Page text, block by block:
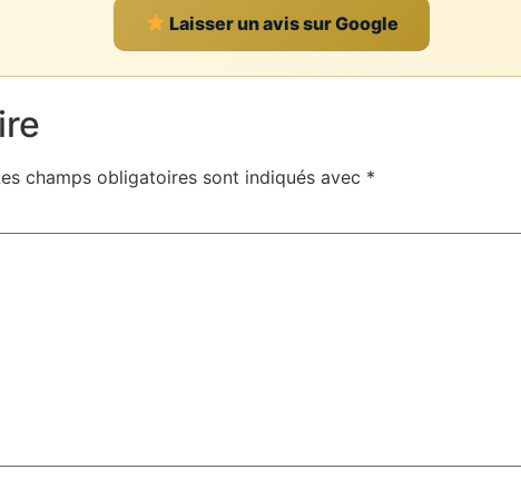
Laisser un avis sur Google
champs obligatoires sont indiqués avec *